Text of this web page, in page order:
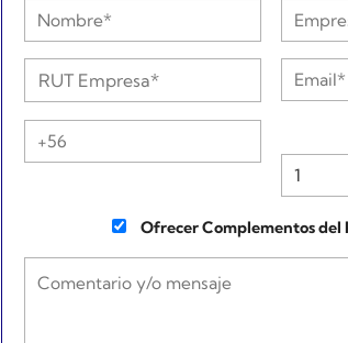
Ofrecer Complementos del